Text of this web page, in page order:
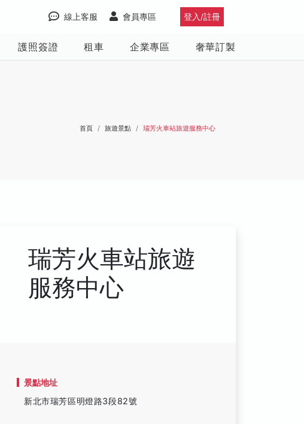
登入/註冊
會員專區
線上客服
護照簽證 租車 企業專區 奢華訂製
首頁 旅遊景點 瑞芳火車站旅遊服務中心
瑞芳火車站旅遊
服務中心
景點地址
新北市瑞芳區明燈路3段82號